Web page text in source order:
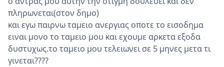
πληρωνεται(στον δημο)
και εγω παιρνω ταμειο ανεργιας οποτε το εισοδημα
ειναι μονο το ταμειο μου και εχουμε αρκετα εξοδα
δυστυχως.το ταμειο μου τελειωνει σε 5 μηνες μετα τι
γινεται????